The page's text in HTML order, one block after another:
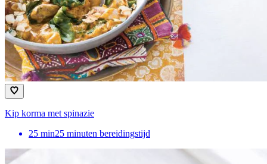
Kip korma met spinazie
25 min25 minuten bereidingstijd